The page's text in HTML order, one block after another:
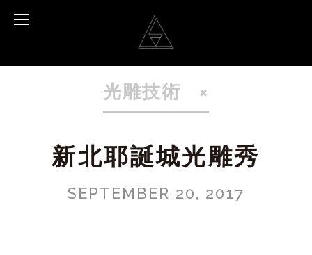
光雕技術
新北耶誕城光雕秀
SEPTEMBER 20, 2017